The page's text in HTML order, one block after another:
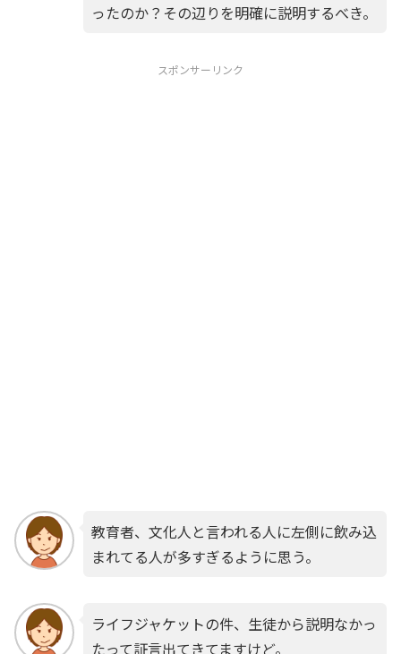
ったのか？その辺りを明確に説明するべき。
スポンサーリンク
教育者、文化人と言われる人に左側に飲み込
まれてる人が多すぎるように思う。
ライフジャケットの件、生徒から説明なかっ
たって証言出てきてますけど。